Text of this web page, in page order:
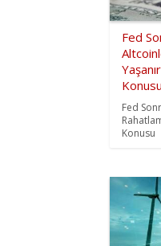
Fed
Konusu
Fed
Konusu